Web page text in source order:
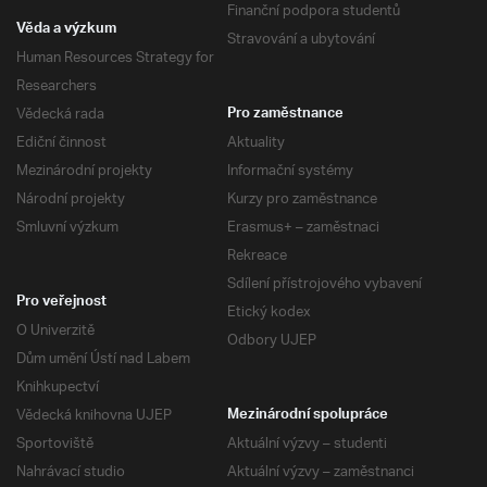
Finanční podpora studentů
Stravování a ubytování
Věda a výzkum
Human Resources Strategy for
Researchers
Vědecká rada
Ediční činnost
Mezinárodní projekty
Národní projekty
Smluvní výzkum
Pro zaměstnance
Aktuality
Informační systémy
Kurzy pro zaměstnance
Erasmus+ – zaměstnaci
Rekreace
Sdílení přístrojového vybavení
Etický kodex
Odbory UJEP
Pro veřejnost
O Univerzitě
Dům umění Ústí nad Labem
Knihkupectví
Vědecká knihovna UJEP
Sportoviště
Nahrávací studio
Mezinárodní spolupráce
Aktuální výzvy – studenti
Aktuální výzvy – zaměstnanci